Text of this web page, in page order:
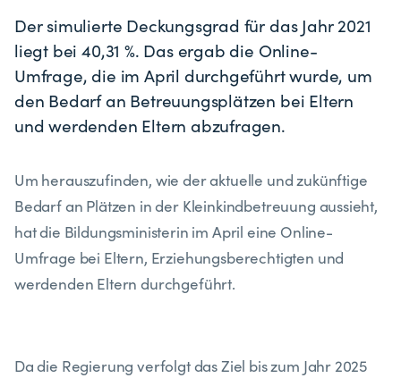
Der simulierte Deckungsgrad für das Jahr 2021
liegt bei 40,31 %. Das ergab die Online-
Umfrage, die im April durchgeführt wurde, um
den Bedarf an Betreuungsplätzen bei Eltern
und werdenden Eltern abzufragen.
Um herauszufinden, wie der aktuelle und zukünftige
Bedarf an Plätzen in der Kleinkindbetreuung aussieht,
hat die Bildungsministerin im April eine Online-
Umfrage bei Eltern, Erziehungsberechtigten und
werdenden Eltern durchgeführt.
Da die Regierung verfolgt das Ziel bis zum Jahr 2025